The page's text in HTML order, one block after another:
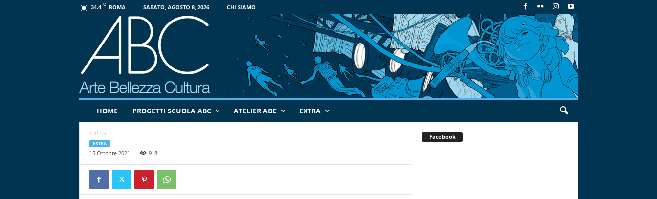
34.4 C ROMA SABATO, AGOSTO 8, 2026 CHI SIAMO
o
t
B
HOME PROGETTI SCUOLA ABC ATELIER ABC EXTRA
Extra
EXTRA
15 Ottobre 2021 918
Facebook